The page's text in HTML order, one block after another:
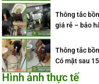
Thông tắc
giá rẻ – bảo
Thông tắc
Có mặt sau
Hình ảnh thực tế